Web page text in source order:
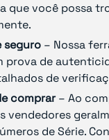
que você possa
seguro – Nossa
prova de
de
comprar– Ao
vendedores
de Série.